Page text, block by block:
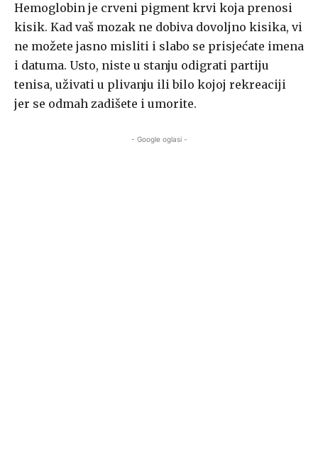
Hemoglobin je crveni pigment krvi koja prenosi
kisik. Kad vaš mozak ne dobiva dovoljno kisika, vi
ne možete jasno misliti i slabo se prisjećate imena
i datuma. Usto, niste u stanju odigrati partiju
tenisa, uživati u plivanju ili bilo kojoj rekreaciji
jer se odmah zadišete i umorite.
- Google oglasi -